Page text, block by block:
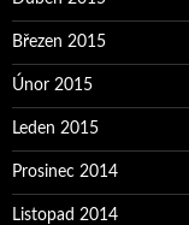
Březen 2015
Únor 2015
Leden 2015
Prosinec 2014
Listopad 2014